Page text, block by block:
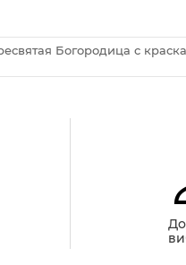
Богородица с